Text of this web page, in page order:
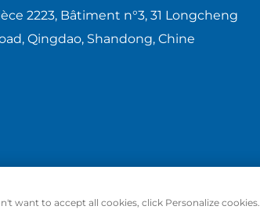
2223, Bâtiment n°3, 31 Longcheng
Qingdao, Shandong, Chine
want to accept all cookies, click Personalize cookies.